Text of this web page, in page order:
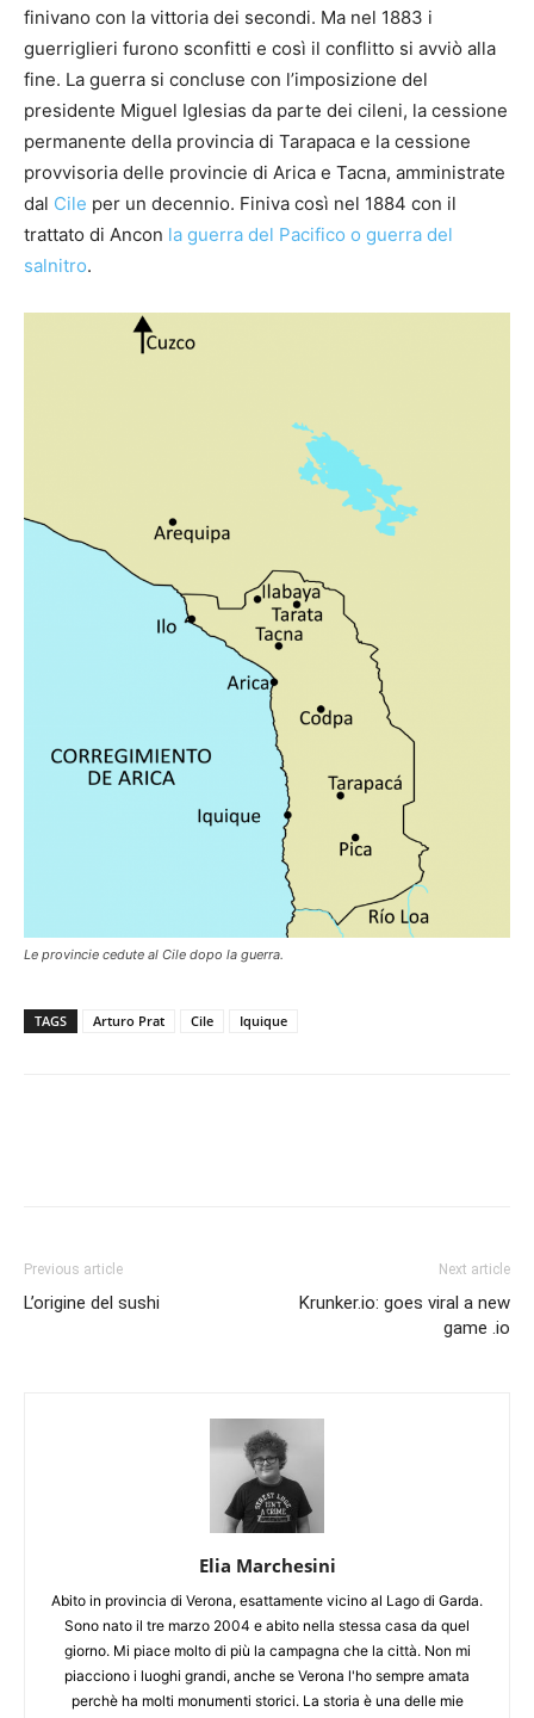
finivano con la vittoria dei secondi. Ma nel 1883 i
guerriglieri furono sconfitti e così il conflitto si avviò alla
fine. La guerra si concluse con l’imposizione del
presidente Miguel Iglesias da parte dei cileni, la cessione
permanente della provincia di Tarapaca e la cessione
provvisoria delle provincie di Arica e Tacna, amministrate
dal Cile per un decennio. Finiva così nel 1884 con il
trattato di Ancon la guerra del Pacifico o guerra del
salnitro.
Le provincie cedute al Cile dopo la guerra.
TAGS Arturo Prat Cile Iquique
Previous article
L’origine del sushi
Next article
Krunker.io: goes viral a new
game .io
Elia Marchesini
Abito in provincia di Verona, esattamente vicino al Lago di Garda.
Sono nato il tre marzo 2004 e abito nella stessa casa da quel
giorno. Mi piace molto di più la campagna che la città. Non mi
piacciono i luoghi grandi, anche se Verona l'ho sempre amata
perchè ha molti monumenti storici. La storia è una delle mie